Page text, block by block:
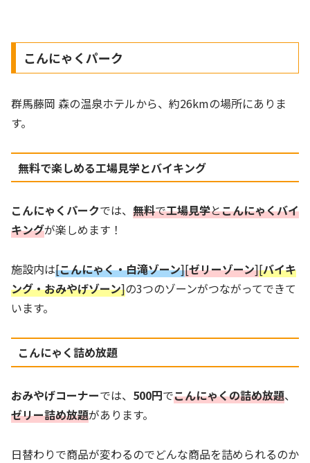
こんにゃくパーク
群馬藤岡 森の温泉ホテルから、約26kmの場所にありま
す。
無料で楽しめる工場見学とバイキング
こんにゃくパークでは、 無料で工場見学とこんにゃくバイ
キングが楽しめます！
施設内は[こんにゃく・白滝ゾーン][ゼリーゾーン][バイキ
ング・おみやげゾーン]の3つのゾーンがつながってできて
います。
こんにゃく詰め放題
おみやげコーナーでは、 500円でこんにゃくの詰め放題、
ゼリー詰め放題があります。
日替わりで商品が変わるのでどんな商品を詰められるのか